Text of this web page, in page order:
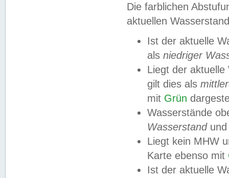
Die farblichen
aktuellen
Ist der aktuelle
als niedriger
Liegt der
gilt dies als
mit Grün
Wasserstände
Wasserstandund
Liegt kein MHW
Karte ebenso mit
Ist der aktuelle